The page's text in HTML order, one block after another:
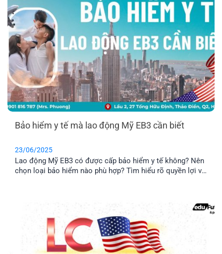
Bảo hiểm y tế mà lao động Mỹ EB3 cần biết
23/06/2025
Lao động Mỹ EB3 có được cấp bảo hiểm y tế không? Nên
chọn loại bảo hiểm nào phù hợp? Tìm hiểu rõ quyền lợi và